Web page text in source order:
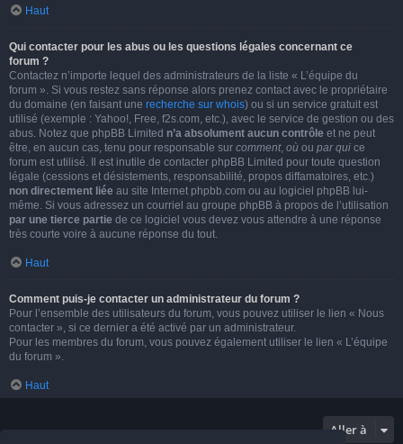
Haut
Qui contacter pour les abus ou les questions légales concernant ce
forum ?
Contactez n’importe lequel des administrateurs de la liste « L’équipe du
forum ». Si vous restez sans réponse alors prenez contact avec le propriétaire
du domaine (en faisant une recherche sur whois) ou si un service gratuit est
utilisé (exemple : Yahoo!, Free, f2s.com, etc.), avec le service de gestion ou des
abus. Notez que phpBB Limited n’a absolument aucun contrôle et ne peut
être, en aucun cas, tenu pour responsable sur comment, où ou par qui ce
forum est utilisé. Il est inutile de contacter phpBB Limited pour toute question
légale (cessions et désistements, responsabilité, propos diffamatoires, etc.)
non directement liée au site Internet phpbb.com ou au logiciel phpBB lui-
même. Si vous adressez un courriel au groupe phpBB à propos de l’utilisation
par une tierce partie de ce logiciel vous devez vous attendre à une réponse
très courte voire à aucune réponse du tout.
Haut
Comment puis-je contacter un administrateur du forum ?
Pour l’ensemble des utilisateurs du forum, vous pouvez utiliser le lien « Nous
contacter », si ce dernier a été activé par un administrateur.
Pour les membres du forum, vous pouvez également utiliser le lien « L’équipe
du forum ».
Haut
Aller à